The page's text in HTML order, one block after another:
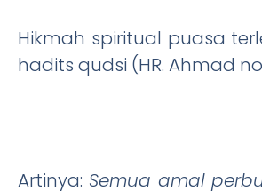
Hikmah spiritual puasa
hadits qudsi (HR. Ahmad
Artinya: Semua amal